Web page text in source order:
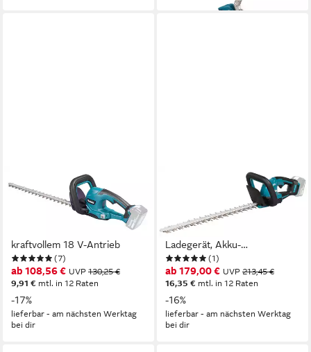
MAKITA
Akku-Heckenschere
DUH507Z, ohne Akku, ohne
Ladegerät, 50 cm, 15 mm, mit
kraftvollem 18 V-Antrieb
(7)
ab 108,56 € UVP 130,25 €
9,91 € mtl. in 12 Raten
-17%
lieferbar - am nächsten Werktag
bei dir
Akku-Heckenschere
»DUH506Z« 18V, 50 cm, 20
mm, ohne Akku und
Ladegerät, Akku-
Heckenschere mit kraftvollem
bürstenlosen 18 V-Antrieb
(1)
ab 179,00 € UVP 213,45 €
16,35 € mtl. in 12 Raten
-16%
lieferbar - am nächsten Werktag
bei dir